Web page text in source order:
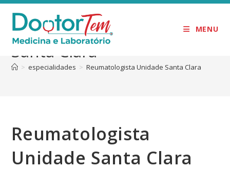
MENU
Reumatologista Unidade
Santa Clara
> especialidades > Reumatologista Unidade Santa Clara
Reumatologista
Unidade Santa Clara